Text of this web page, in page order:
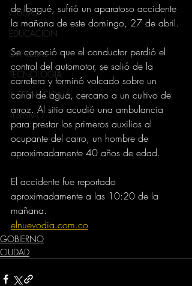
CIUDAD
EDUCACION
EMPRESAS
TECNOLOGIA
INTERNACIONAL
TURISMO
de Ibagué, sufrió un aparatoso accidente
la mañana de este domingo, 27 de abril.
Se conoció que el conductor perdió el
control del automotor, se salió de la
carretera y terminó volcado sobre un
canal de agua, cercano a un cultivo de
arroz. Al sitio acudió una ambulancia
para prestar los primeros auxilios al
ocupante del carro, un hombre de
aproximadamente 40 años de edad.
El accidente fue reportado
aproximadamente a las 10:20 de la
mañana.
elnuevodia.com.co
GOBIERNO
CIUDAD